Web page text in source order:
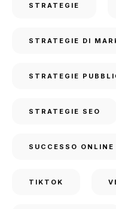
STRATEGIE
STRATEGIE DI
STRATEGIE
STRATEGIE SEO
SUCCESSO ONLINE
TIKTOK